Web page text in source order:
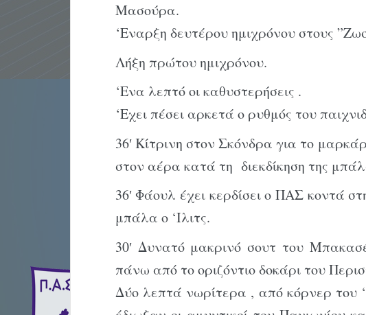
Μασούρα.
‘Εναρξη δευτέρου ημιχρόνου στους
Λήξη πρώτου ημιχρόνου.
‘Ενα λεπτό οι καθυστερήσεις .
‘Εχει πέσει αρκετά ο ρυθμός του
36′ Κίτρινη στον Σκόνδρα για το
στον αέρα κατά τη διεκδίκηση της
36′ Φάουλ έχει κερδίσει ο ΠΑΣ κοντά
μπάλα ο ‘Ιλιτς.
30′ Δυνατό μακρινό σουτ του
πάνω από το οριζόντιο δοκάρι του
Δύο λεπτά νωρίτερα , από κόρνερ του